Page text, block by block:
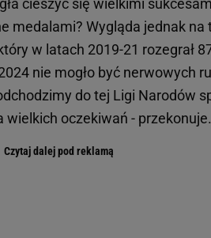
cieszyć się wielkimi
medalami? Wygląda jednak na
w latach 2019-21 rozegrał
nie mogło być nerwowych
do tej Ligi Narodów
oczekiwań - przekonuje.